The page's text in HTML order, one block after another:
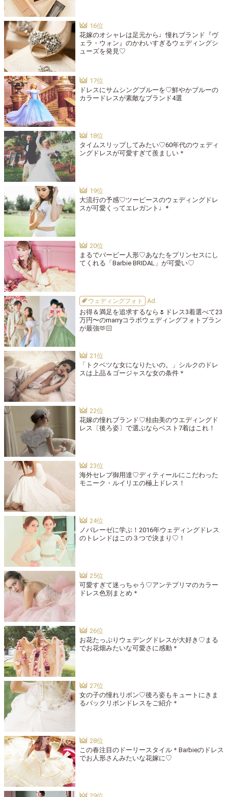
花嫁のオシャレは足元から♩憧れブランド『ヴ
ェラ・ウォン』のかわいすぎるウェディングシ
ューズを発見♡
ドレスにサムシングブルーを♡鮮やかブルーの
カラードレスが素敵なブランド4選
タイムスリップしてみたい♡60年代のウェディ
ングドレスが可愛すぎて羨ましい＊
大流行の予感♡ツーピースのウェディングドレ
スが可愛くってエレガント♩*
まるでバービー人形♡あなたをプリンセスにし
てくれる「Barbie BRIDAL」が可愛い♡
ウェディングフォト
お得＆満足を追求するなら🌷ドレス3着選べて23
万円〜のmarryコラボウェディングフォトプラン
が最強🫶🏻
「トクベツな女になりたいの。」シルクのドレ
スは上品＆ゴージャスな女の条件＊
花嫁の憧れブランド♡桂由美のウエディングド
レス〔後ろ姿〕で選ぶならベスト7着はこれ！
海外セレブ御用達♡ディティールにこだわった
モニーク・ルイリエの極上ドレス！
ノバレーゼに学ぶ！2016年ウェディングドレス
のトレンドはこの３つで決まり♡！
可愛すぎて迷っちゃう♡アンテプリマのカラー
ドレス色別まとめ＊
お花たっぷりウェデングドレスが大好き♡まる
でお花畑みたいな可愛さに感動＊
女の子の憧れリボン♡後ろ姿もキュートにきま
るバックリボンドレスをご紹介＊
この春注目のドーリースタイル＊Barbieのドレス
でお人形さんみたいな花嫁に♡